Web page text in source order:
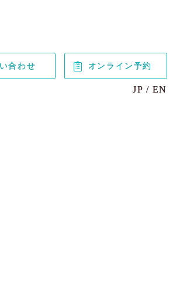
合わせ オンライン予約
JP EN